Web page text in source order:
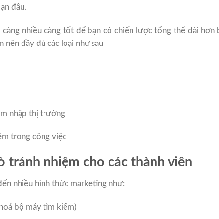
đâu.
nhiều càng tốt để bạn có chiến lược tổng thể dài hơn
đầy đủ các loại như sau
nhập thị trường
tránh nhiệm cho các thành viên
nhiều hình thức marketing như:
bộ máy tìm kiếm)